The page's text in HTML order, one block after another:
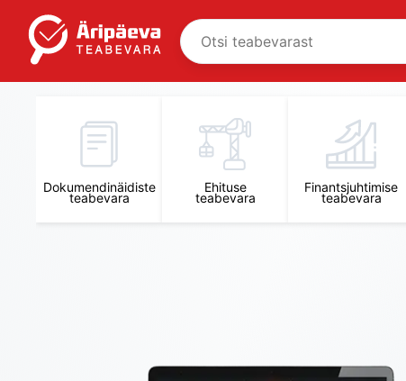
Dokumendinäidiste
teabevara
Ehituse
teabevara
Finantsjuhtimise
teabevara